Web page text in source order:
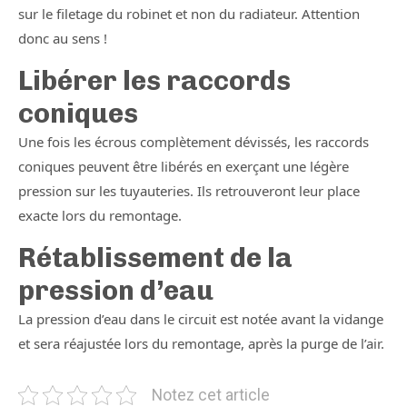
sur le filetage du robinet et non du radiateur. Attention
donc au sens !
Libérer les raccords
coniques
Une fois les écrous complètement dévissés, les raccords
coniques peuvent être libérés en exerçant une légère
pression sur les tuyauteries. Ils retrouveront leur place
exacte lors du remontage.
Rétablissement de la
pression d’eau
La pression d’eau dans le circuit est notée avant la vidange
et sera réajustée lors du remontage, après la purge de l’air.
Notez cet article